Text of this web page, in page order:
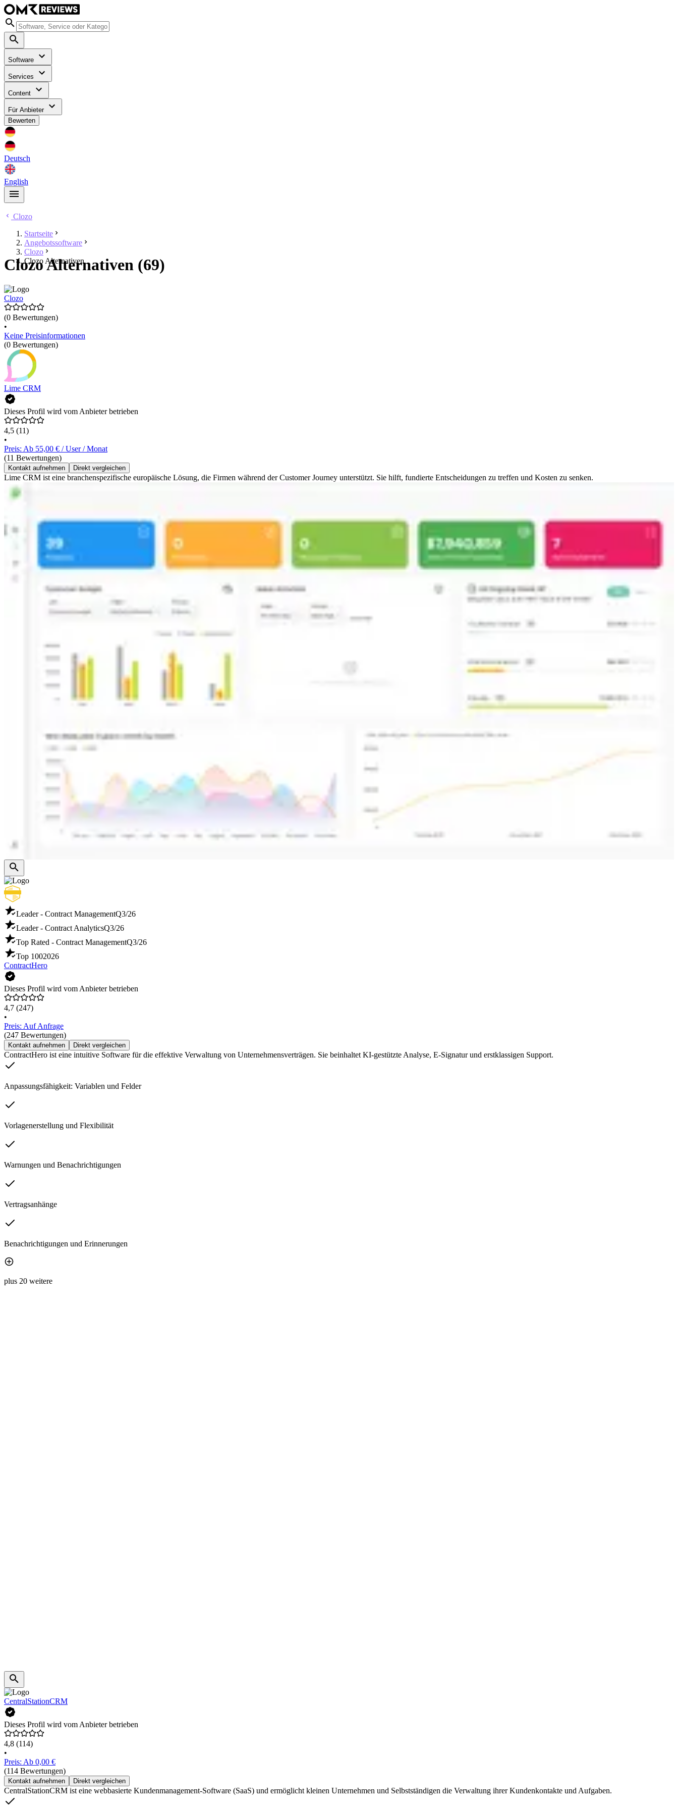
Software
Services
Content
Für Anbieter
Bewerten
Deutsch
English
Clozo
Startseite
Angebotssoftware
Clozo
Clozo Alternativen
Clozo Alternativen (69)
Clozo
(0 Bewertungen)
•
Keine Preisinformationen
(0 Bewertungen)
Lime CRM
Dieses Profil wird vom Anbieter betrieben
4,5 (11)
•
Preis: Ab 55,00 € / User / Monat
(11 Bewertungen)
Kontakt aufnehmen Direkt vergleichen
Lime CRM ist eine branchenspezifische europäische Lösung, die Firmen während der Customer Journey unterstützt. Sie hilft, fundierte Entscheidungen zu treffen und Kosten zu senken.
Leader - Contract ManagementQ3/26
Leader - Contract AnalyticsQ3/26
Top Rated - Contract ManagementQ3/26
Top 1002026
ContractHero
Dieses Profil wird vom Anbieter betrieben
4,7 (247)
•
Preis: Auf Anfrage
(247 Bewertungen)
Kontakt aufnehmen Direkt vergleichen
ContractHero ist eine intuitive Software für die effektive Verwaltung von Unternehmensverträgen. Sie beinhaltet KI-gestützte Analyse, E-Signatur und erstklassigen Support.
Anpassungsfähigkeit: Variablen und Felder
Vorlagenerstellung und Flexibilität
Warnungen und Benachrichtigungen
Vertragsanhänge
Benachrichtigungen und Erinnerungen
plus 20 weitere
CentralStationCRM
Dieses Profil wird vom Anbieter betrieben
4,8 (114)
•
Preis: Ab 0,00 €
(114 Bewertungen)
Kontakt aufnehmen Direkt vergleichen
CentralStationCRM ist eine webbasierte Kundenmanagement-Software (SaaS) und ermöglicht kleinen Unternehmen und Selbstständigen die Verwaltung ihrer Kundenkontakte und Aufgaben.